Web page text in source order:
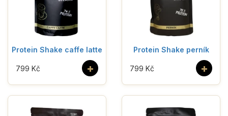
Protein Shake caffe latte
+
799 Kč
Protein Shake perník
+
799 Kč